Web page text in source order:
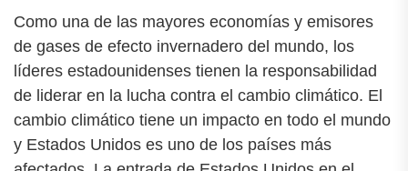
Como una de las mayores economías y emisores
de gases de efecto invernadero del mundo, los
líderes estadounidenses tienen la responsabilidad
de liderar en la lucha contra el cambio climático. El
cambio climático tiene un impacto en todo el mundo
y Estados Unidos es uno de los países más